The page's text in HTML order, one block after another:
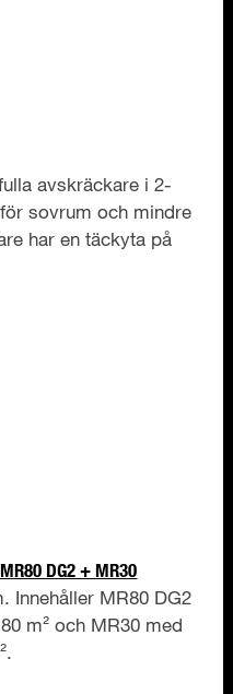
avskräckare i 2-
sovrum och mindre
har en täckyta på
DG2 + MR30
Innehåller MR80 DG2
m² och MR30 med